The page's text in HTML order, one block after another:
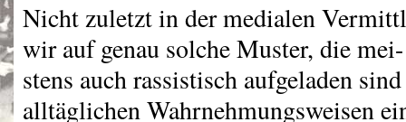
Nicht zuletzt in der medialen
wir auf genau solche Muster, die mei-
stens auch rassistisch aufgeladen
alltäglichen Wahrnehmungsweisen